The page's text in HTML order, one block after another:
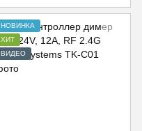
НОВИНКА
ХИТ
ВИДЕО